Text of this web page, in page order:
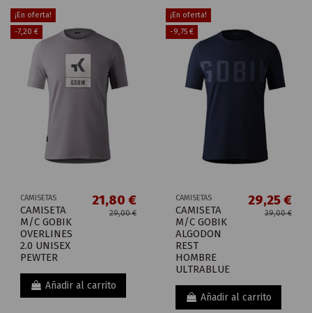
¡En oferta!
-7,20 €
CAMISETAS
CAMISETA
M/C GOBIK
OVERLINES
2.0 UNISEX
PEWTER
21,80 €
29,00 €
Añadir al carrito
¡En oferta!
-9,75 €
CAMISETAS
CAMISETA
M/C GOBIK
ALGODON
REST
HOMBRE
ULTRABLUE
29,25 €
39,00 €
Añadir al carrito